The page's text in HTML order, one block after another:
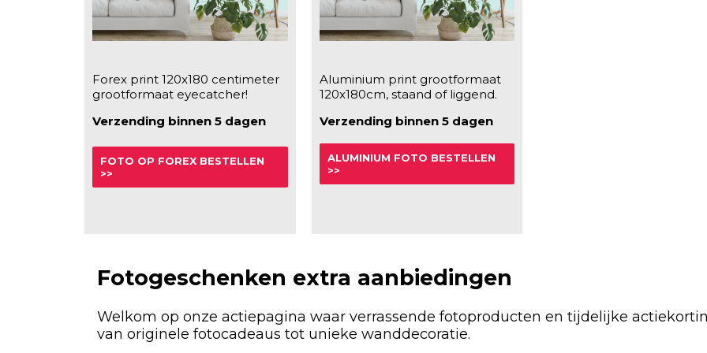
Forex print 120x180 centimeter
grootformaat eyecatcher!
Verzending binnen 5 dagen
FOTO OP FOREX BESTELLEN
>>
Aluminium print grootformaat
120x180cm, staand of liggend.
Verzending binnen 5 dagen
ALUMINIUM FOTO BESTELLEN
>>
Fotogeschenken extra aanbiedingen
Welkom op onze actiepagina waar verrassende fotoproducten en tijdelijke
van originele fotocadeaus tot unieke wanddecoratie.